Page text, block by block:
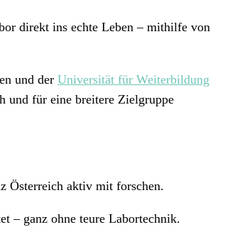
direkt ins echte Leben – mithilfe von
und der Universität für Weiterbildung
und für eine breitere Zielgruppe
Österreich aktiv mit forschen.
– ganz ohne teure Labortechnik.